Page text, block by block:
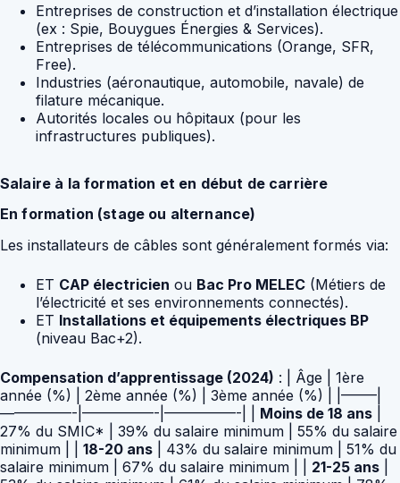
Entreprises de construction et d’installation électrique
(ex : Spie, Bouygues Énergies & Services).
Entreprises de télécommunications (Orange, SFR,
Free).
Industries (aéronautique, automobile, navale) de
filature mécanique.
Autorités locales ou hôpitaux (pour les
infrastructures publiques).
Salaire à la formation et en début de carrière
En formation (stage ou alternance)
Les installateurs de câbles sont généralement formés via:
ET CAP électricien ou Bac Pro MELEC (Métiers de
l’électricité et ses environnements connectés).
ET Installations et équipements électriques BP
(niveau Bac+2).
Compensation d’apprentissage (2024) : | Âge | 1ère
année (%) | 2ème année (%) | 3ème année (%) | |——–|
—————-|—————-|—————-| | Moins de 18 ans
27% du SMIC* | 39% du salaire minimum | 55% du salaire
minimum | | 18-20 ans | 43% du salaire minimum | 51% du
salaire minimum | 67% du salaire minimum | | 21-25 ans